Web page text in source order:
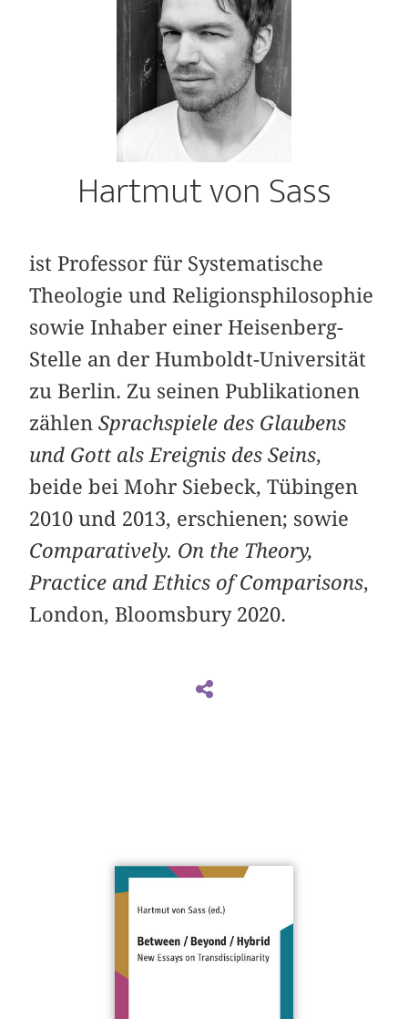
Hartmut von Sass
ist Professor für Systematische
Theologie und Religionsphilosophie
sowie Inhaber einer Heisenberg-
Stelle an der Humboldt-Universität
zu Berlin. Zu seinen Publikationen
zählenSprachspiele des Glaubens
und Gott als Ereignis des Seins,
beide bei Mohr Siebeck, Tübingen
2010 und 2013, erschienen; sowie
Comparatively. On the Theory,
Practice and Ethics of Comparisons,
London, Bloomsbury 2020.